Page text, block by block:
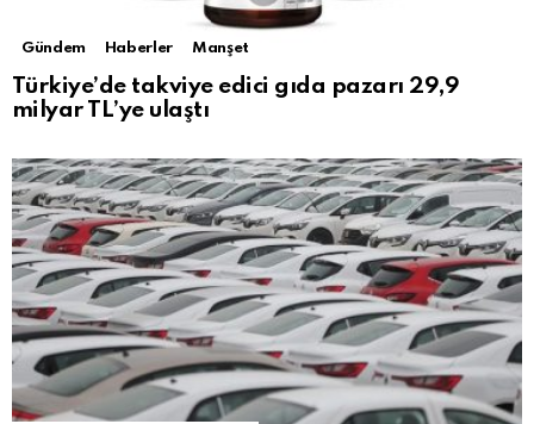
Gündem Haberler Manşet
Türkiye’de takviye edici gıda pazarı 29,9
milyar TL’ye ulaştı